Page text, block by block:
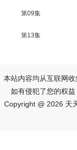
第09集
第13集
本站内容均从互联网
如有侵犯了您的权益
Copyright @ 2026 天